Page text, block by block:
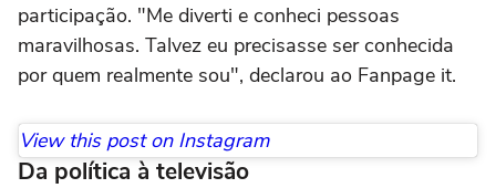
participação. "Me diverti e conheci pessoas
maravilhosas. Talvez eu precisasse ser conhecida
por quem realmente sou", declarou ao Fanpage it.
View this post on Instagram
Da política à televisão